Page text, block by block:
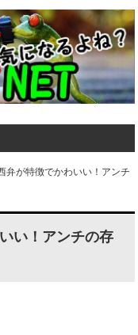
弁が特徴でかわいい！アンチ
い！アンチの存